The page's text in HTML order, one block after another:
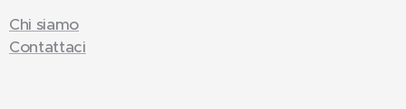
Chi siamo
Contattaci